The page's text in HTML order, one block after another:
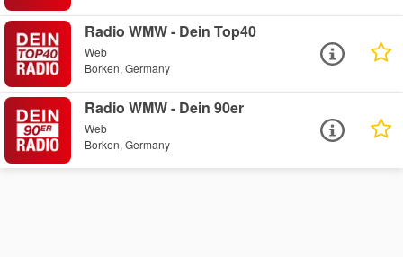
Radio WMW - Dein Top40
Web
Borken, Germany
Radio WMW - Dein 90er
Web
Borken, Germany